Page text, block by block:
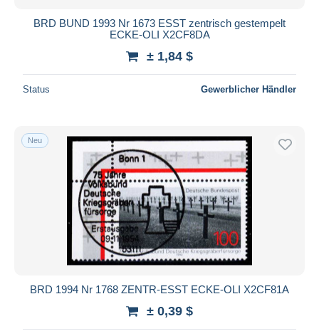
BRD BUND 1993 Nr 1673 ESST zentrisch gestempelt
ECKE-OLI X2CF8DA
± 1,84 $
Status Gewerblicher Händler
Neu
BRD 1994 Nr 1768 ZENTR-ESST ECKE-OLI X2CF81A
± 0,39 $